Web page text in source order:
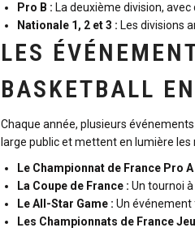
Pro B : La deuxième division,
Nationale 1, 2 et 3 : Les divisions
LES
BASKETBALL
Chaque année, plusieurs
large public et mettent en lumière les
Le Championnat de France Pro A
La Coupe de France : Un tournoi
Le All-Star Game : Un événement
Les Championnats de France